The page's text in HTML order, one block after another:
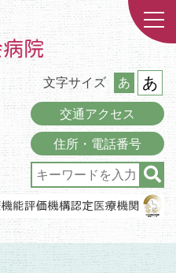
文字サイズ あ あ
交通アクセス
住所・電話番号